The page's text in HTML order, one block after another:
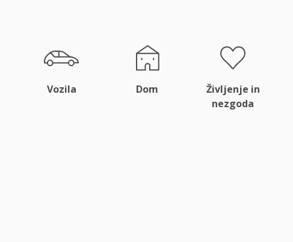
Vozila Dom
Življenje in
nezgoda